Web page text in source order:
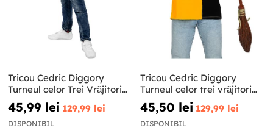
Tricou Cedric Diggory
Turneul celor Trei Vrăjitori
pentru băieți Harry Potter
45,99 lei 129,99 lei
DISPONIBIL
Tricou Cedric Diggory
Turneul celor trei vrăjitori
pentru adulți Harry Potter
45,50 lei 129,99 lei
DISPONIBIL